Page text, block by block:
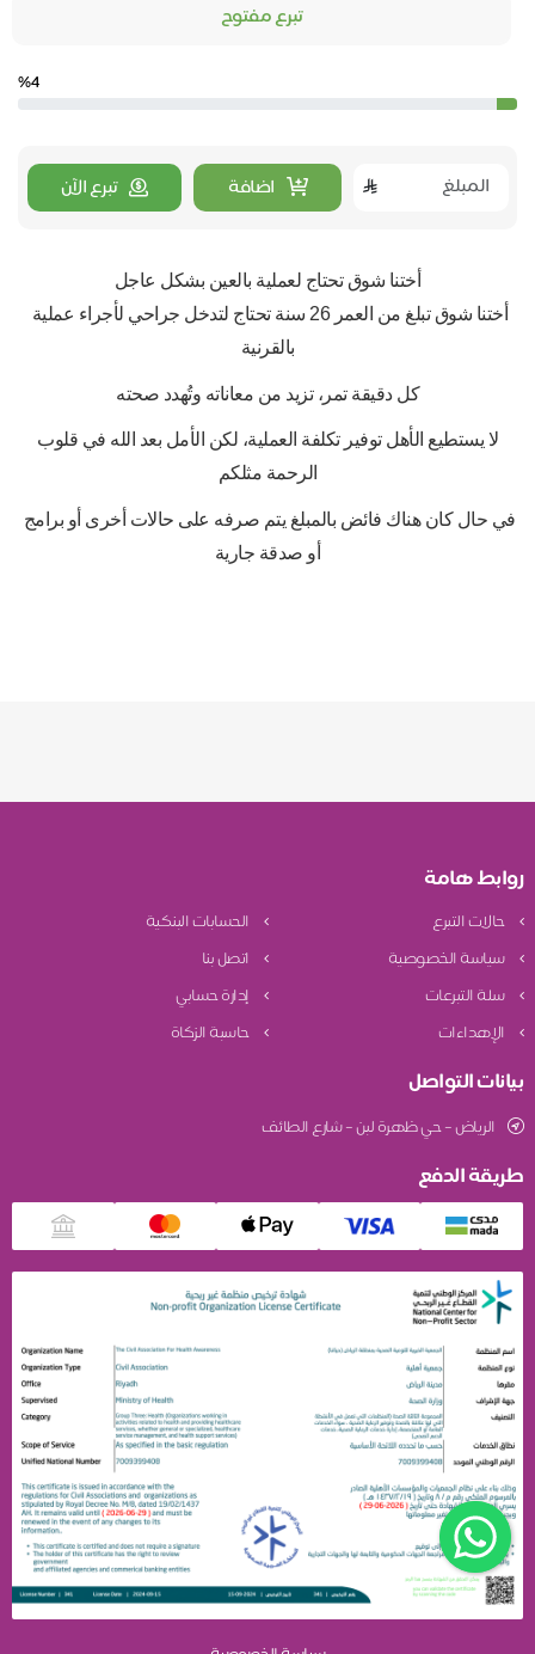
تبرع مفتوح
%4
اضافة تبرع الآن
أختنا شوق تحتاج لعملية بالعين بشكل عاجل
بالقرنية
كل دقيقة تمر، تزيد من معاناته وتُهدد صحته
الرحمة مثلكم
أو صدقة جارية
روابط هامة
حالات التبرع
الحسابات البنكية
سياسة الخصوصية
اتصل بنا
سلة التبرعات
إدارة حسابي
الإهداءات
حاسبة الزكاة
بيانات التواصل
الرياض – حي ظهرة لبن – شارع الطائف
طريقة الدفع